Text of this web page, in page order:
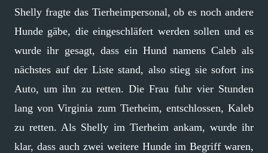
Shelly fragte das Tierheimpersonal, ob es noch andere
Hunde gäbe, die eingeschläfert werden sollen und es
wurde ihr gesagt, dass ein Hund namens Caleb als
nächstes auf der Liste stand, also stieg sie sofort ins
Auto, um ihn zu retten. Die Frau fuhr vier Stunden
lang von Virginia zum Tierheim, entschlossen, Kaleb
zu retten. Als Shelly im Tierheim ankam, wurde ihr
klar, dass auch zwei weitere Hunde im Begriff waren,